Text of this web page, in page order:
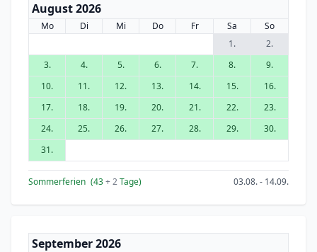
August 2026
Mo Di Mi Do Fr Sa
So
1.
2.
3.
4. 5. 6. 7. 8.
9.
10.
11. 12. 13. 14. 15.
16.
17.
18. 19. 20. 21. 22.
23.
24.
25. 26. 27. 28. 29.
30.
31.
Sommerferien (43+ 2Tage) 03.08. - 14.09.
September 2026